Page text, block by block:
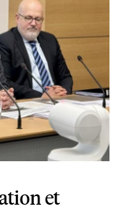
et